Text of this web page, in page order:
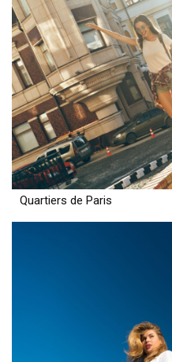
Quartiers de Paris